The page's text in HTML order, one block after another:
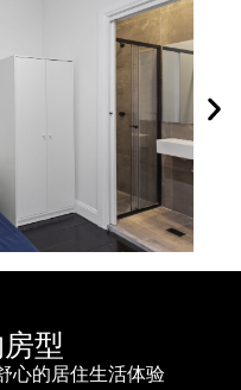
型
心的居住生活体验